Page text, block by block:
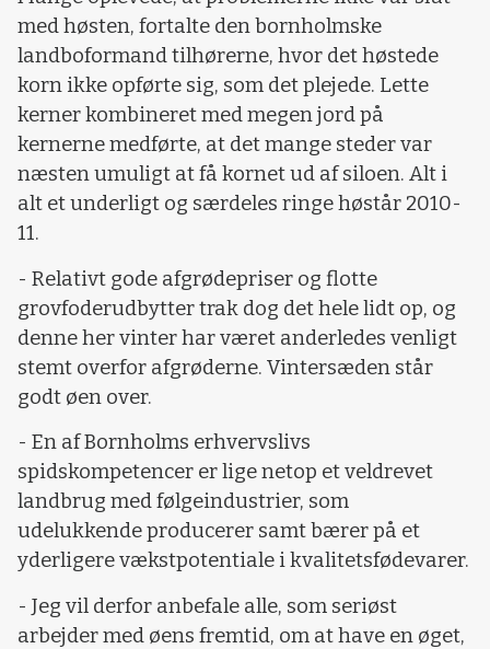
med høsten, fortalte den bornholmske
landboformand tilhørerne, hvor det høstede
korn ikke opførte sig, som det plejede. Lette
kerner kombineret med megen jord på
kernerne medførte, at det mange steder var
næsten umuligt at få kornet ud af siloen. Alt i
alt et underligt og særdeles ringe høstår 2010-
11.
- Relativt gode afgrødepriser og flotte
grovfoderudbytter trak dog det hele lidt op, og
denne her vinter har været anderledes venligt
stemt overfor afgrøderne. Vintersæden står
godt øen over.
- En af Bornholms erhvervslivs
spidskompetencer er lige netop et veldrevet
landbrug med følgeindustrier, som
udelukkende producerer samt bærer på et
yderligere vækstpotentiale i kvalitetsfødevarer.
- Jeg vil derfor anbefale alle, som seriøst
arbejder med øens fremtid, om at have en øget,